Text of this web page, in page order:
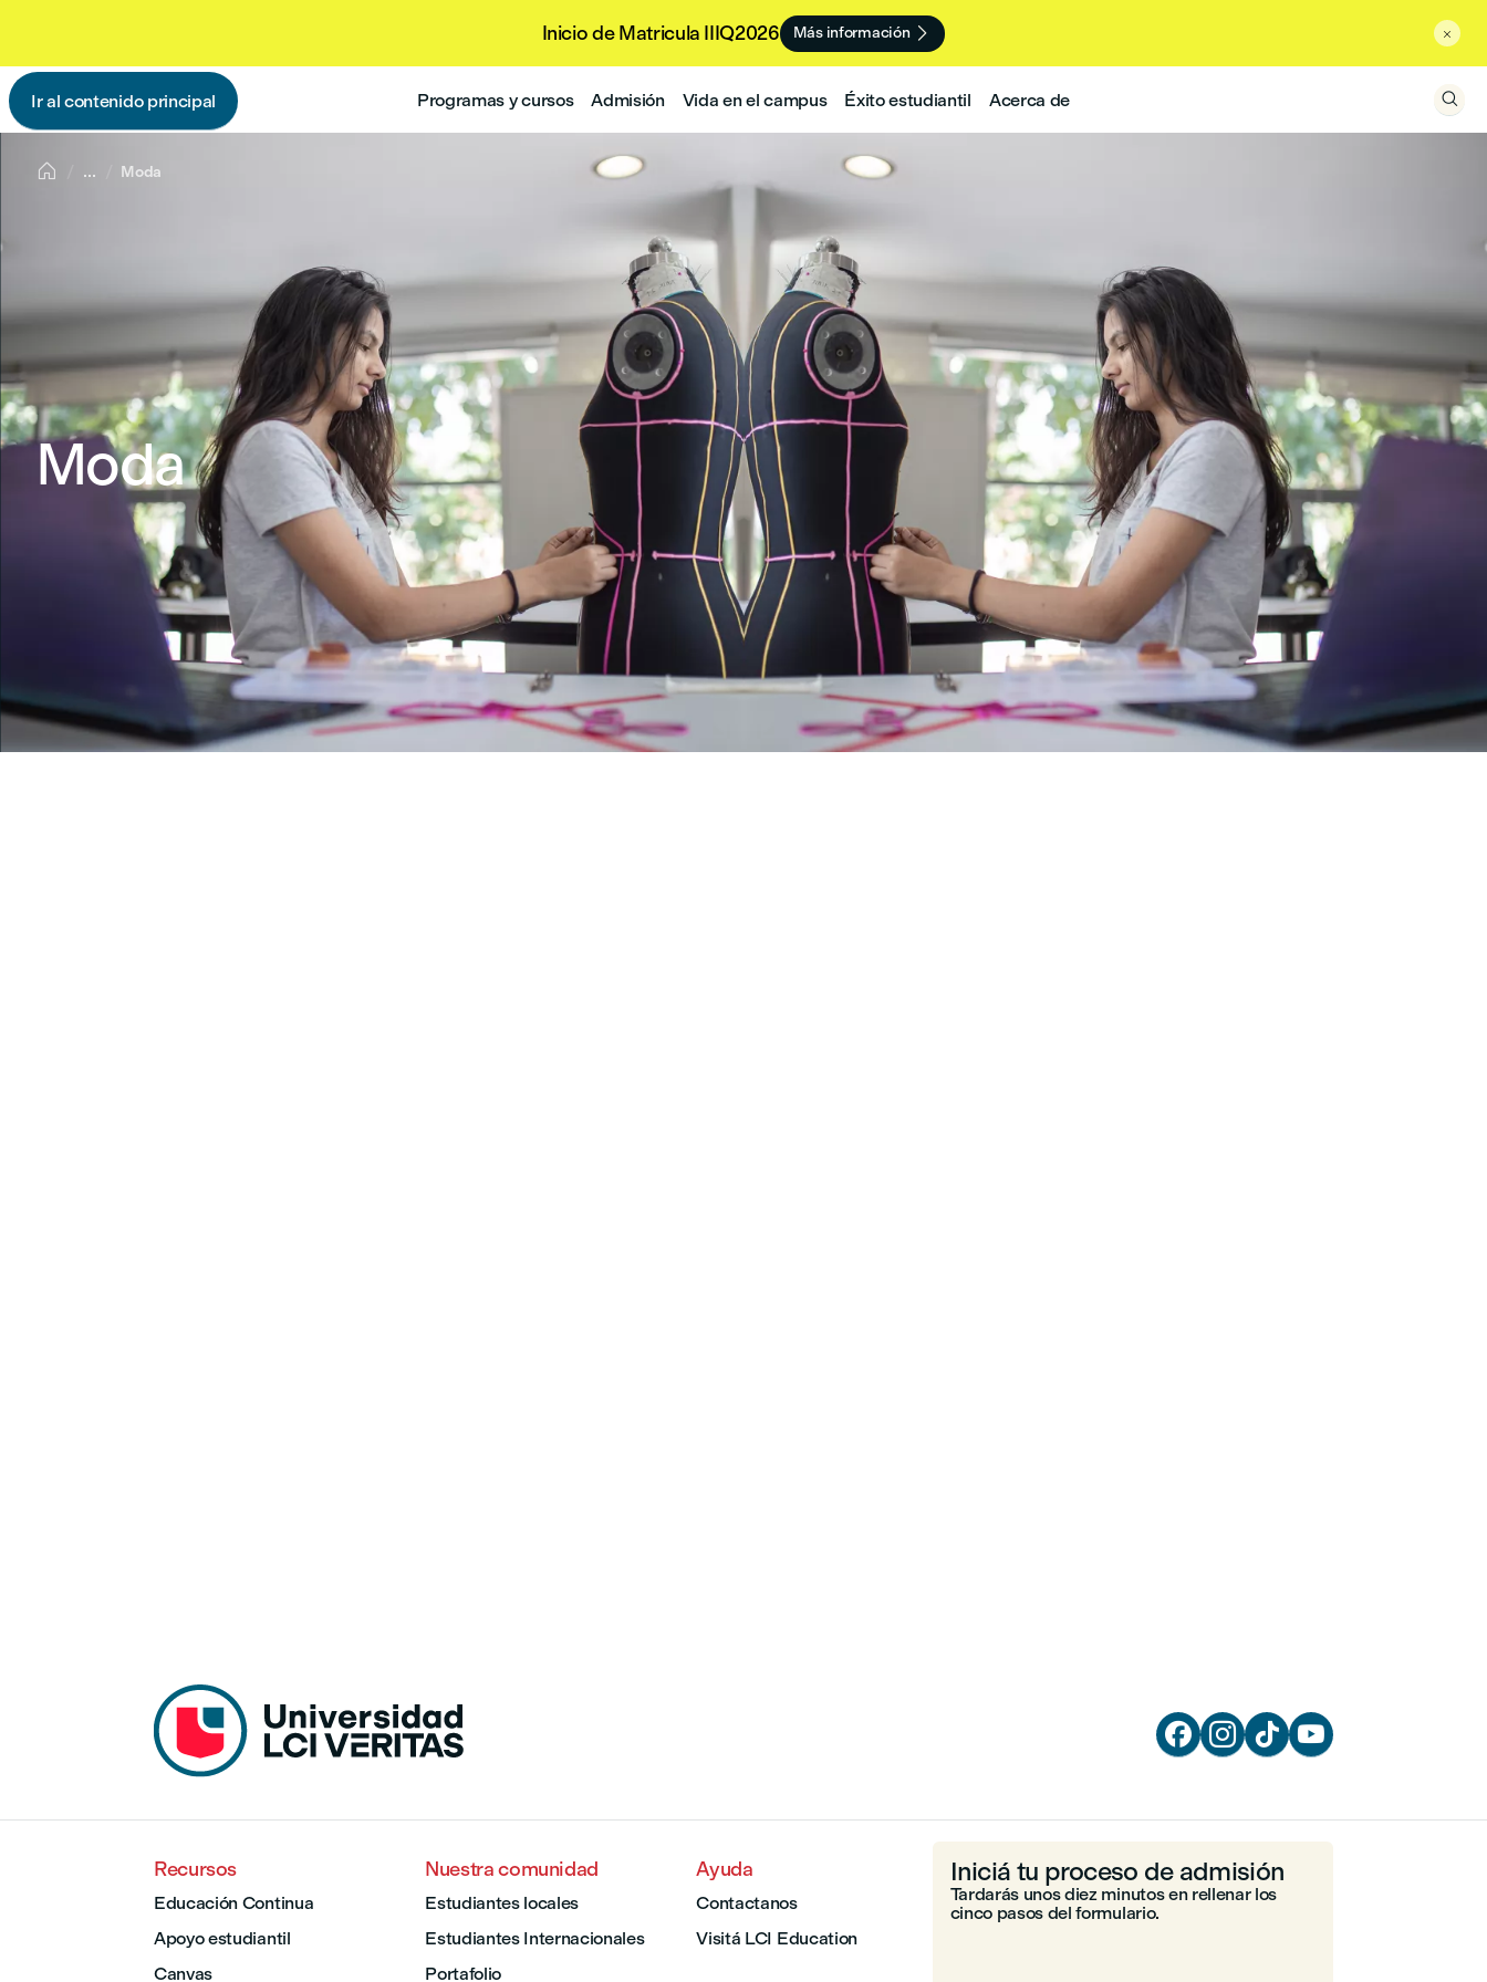
Inicio de Matricula IIIQ2026 Más información 
Ir al contenido principal Programas y cursos Admisión Vida en el campus Éxito estudiantil Acerca de 
 ... Moda
Moda
   
Recursos
Educación Continua
Apoyo estudiantil
Canvas
Nuestra comunidad
Estudiantes locales
Estudiantes Internacionales
Portafolio
Ayuda
Contactanos
Visitá LCI Education
Iniciá tu proceso de admisión
Tardarás unos diez minutos en rellenar los
cinco pasos del formulario.